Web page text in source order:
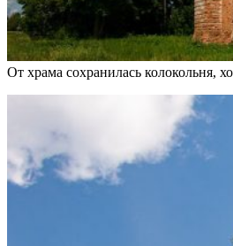
От храма сохранилась колокольня,